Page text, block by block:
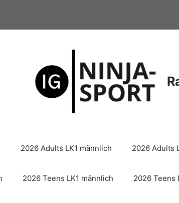
2026 Adults LK1 männlich 2026 Adults
2026 Teens LK1 männlich 2026 Teens